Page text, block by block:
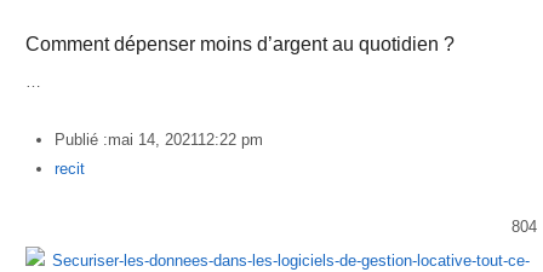
Comment dépenser moins d’argent au quotidien ?
Publié :mai 14, 2021 12:22 pm
Author
recit
804